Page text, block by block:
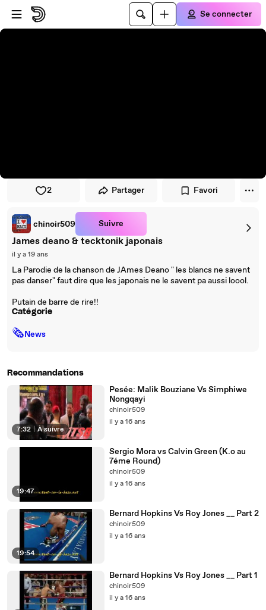
Passer au player
Passer au contenu principal
Se connecter
2 Partager Favori
chinoir509 Suivre
James deano & tecktonik japonais
il y a 19 ans
La Parodie de la chanson de JAmes Deano " les blancs ne savent
pas danser" faut dire que les japonais ne le savent pa aussi loool.
Putain de barre de rire!!
Catégorie
🗞News
Recommandations
7:32 À suivre
Pesée: Malik Bouziane Vs Simphiwe
Nongqayi
chinoir509
il y a 16 ans
19:47
Sergio Mora vs Calvin Green (K.o au
7éme Round)
chinoir509
il y a 16 ans
19:54
Bernard Hopkins Vs Roy Jones __ Part 2
chinoir509
il y a 16 ans
Bernard Hopkins Vs Roy Jones __ Part 1
chinoir509
il y a 16 ans